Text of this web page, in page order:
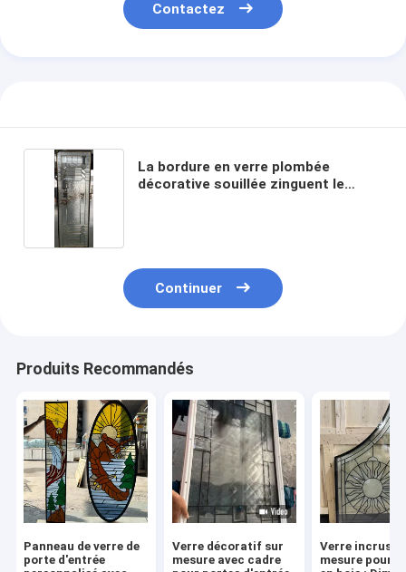
Contactez
La bordure en verre plombée
décorative souillée zinguent le
Continuer
Produits Recommandés
Panneau de verre de
porte d'entrée
Verre décoratif sur
mesure avec cadre
Verre incrusté
mesure pour